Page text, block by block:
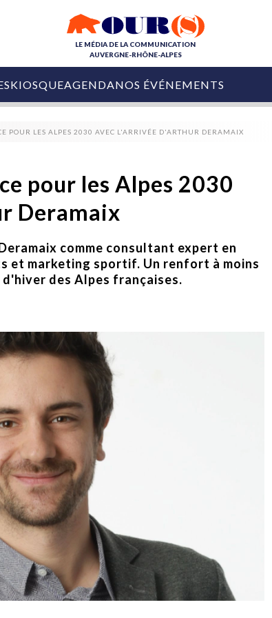
LE MÉDIA DE LA COMMUNICATION
AUVERGNE-RHÔNE-ALPES
Nice : Denis Zanon
est décédé
Tourisme lance
Ardèche Trip
Planner
rejoint Sainte-Foy-
lès-Lyon
29 JUILLET 2026
[Debrief]
mise sur la
saison autour de son
marketing et
KIOSQUEAGENDANOS ÉVÉNEMENTS
OURS DE LA COM
OURS DU DIGITAL
POUR LES ALPES 2030 AVEC L'ARRIVÉE D'ARTHUR DERAMAIX
pour les Alpes 2030
Deramaix
comme consultant expert en
et marketing sportif. Un renfort à moins
des Alpes françaises.